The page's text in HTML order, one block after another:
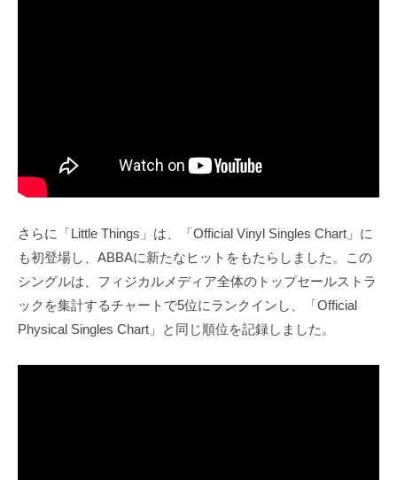
さらに「Little Things」は、「Official Vinyl Singles Chart」に
も初登場し、ABBAに新たなヒットをもたらしました。この
シングルは、フィジカルメディア全体のトップセールストラ
ックを集計するチャートで5位にランクインし、「Official
Physical Singles Chart」と同じ順位を記録しました。